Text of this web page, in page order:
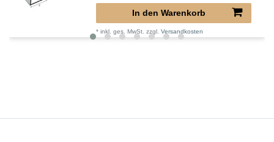
In den Warenkorb
*inkl. ges. MwSt. zzgl.Versandkosten